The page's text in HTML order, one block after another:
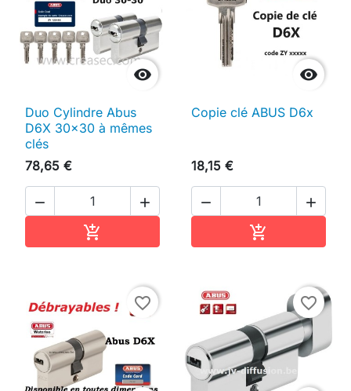

Duo Cylindre Abus
D6X 30x30 à mêmes
clés
78,65 €
 


Copie clé ABUS D6x
18,15 €
 

favorite_border favorite_border